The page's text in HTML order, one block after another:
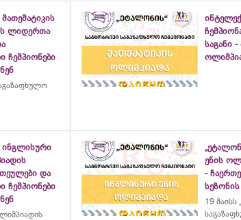
ლიდერთა
ჩემპიონები
საგანი -
ინგლისური
და
ჩემპიონები
ენის
-
19 მაისს